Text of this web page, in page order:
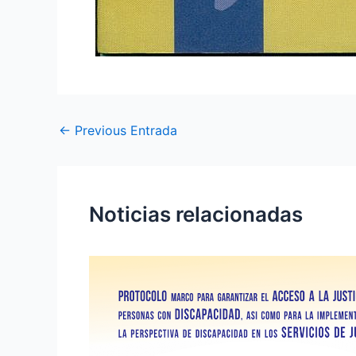
← Previous Entrada
Noticias relacionadas